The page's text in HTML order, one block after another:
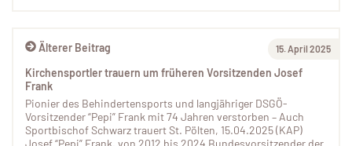
Älterer Beitrag 15. April 2025
Kirchensportler trauern um früheren Vorsitzenden Josef
Frank
Pionier des Behindertensports und langjähriger DSGÖ-
Vorsitzender “Pepi” Frank mit 74 Jahren verstorben – Auch
Sportbischof Schwarz trauert St. Pölten, 15.04.2025 (KAP)